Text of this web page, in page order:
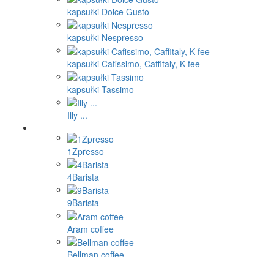
kapsułki Dolce Gusto
kapsułki Nespresso
kapsułki Cafissimo, Caffitaly, K-fee
kapsułki Tassimo
Illy ...
1Zpresso
4Barista
9Barista
Aram coffee
Bellman coffee